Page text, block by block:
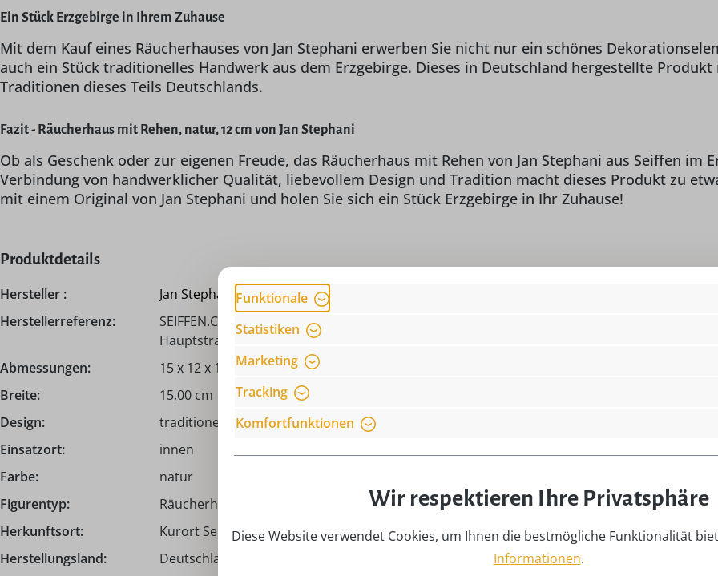
Ein Stück Erzgebirge in Ihrem Zuhause
Mit dem Kauf eines Räucherhauses von Jan Stephani erwerben Sie nicht nur ein schönes
auch ein Stück traditionelles Handwerk aus dem Erzgebirge. Dieses in Deutschland hergestellte
Traditionen dieses Teils Deutschlands.
Fazit - Räucherhaus mit Rehen, natur, 12 cm von Jan Stephani
Ob als Geschenk oder zur eigenen Freude, das Räucherhaus mit Rehen von Jan Stephani aus Seiffen
Verbindung von handwerklicher Qualität, liebevollem Design und Tradition macht dieses Produkt zu
mit einem Original von Jan Stephani und holen Sie sich ein Stück Erzgebirge in Ihr Zuhause!
Produktdetails
Hersteller :
Jan Stephani
Herstellerreferenz:
SEIFFEN.COM by Nestler GmbH, c/o Jan Stephani,
Hauptstraße 132, 09548 Seiffen, info@seiffen.com
Abmessungen:
15 x 12 x 11 cm
Breite:
15,00 cm
Design:
traditionell
Einsatzort:
innen
Farbe:
natur
Figurentyp:
Räucherhaus | Räucherhäuschen
Herkunftsort:
Kurort Seiffen | Erzgebirge
Herstellungsland:
Deutschland - Made in Germany
Serie:
Tiefe:
USP:
Funktionale
Statistiken
Marketing
Tracking
Komfortfunktionen
Wir respektieren Ihre Privatsphäre
Diese Website verwendet Cookies, um Ihnen die bestmögliche Funktionalität
Informationen.